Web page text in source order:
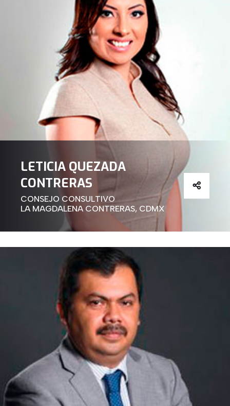
LETICIA QUEZADA
CONTRERAS
CONSEJO CONSULTIVO
LA MAGDALENA CONTRERAS, CDMX